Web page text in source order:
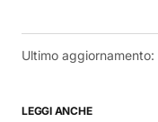
Ultimo aggiornamento:
LEGGI ANCHE